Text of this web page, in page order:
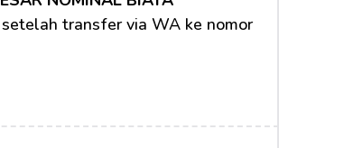
transfer via WA ke nomor